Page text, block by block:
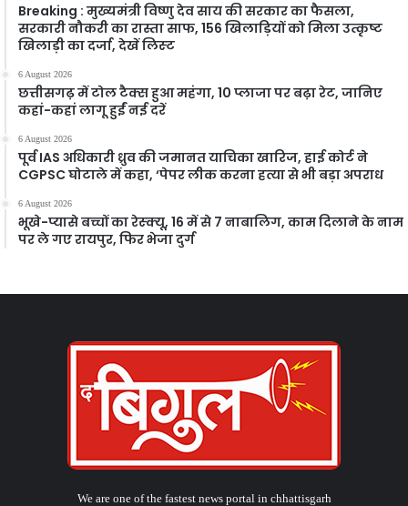
Breaking : मुख्यमंत्री विष्णु देव साय की सरकार का फैसला,
सरकारी नौकरी का रास्ता साफ, 156 खिलाड़ियों को मिला उत्कृष्ट
खिलाड़ी का दर्जा, देखें लिस्‍ट
6 August 2026
छत्तीसगढ़ में टोल टैक्स हुआ महंगा, 10 प्लाजा पर बढ़ा रेट, जानिए
कहां-कहां लागू हुईं नई दरें
6 August 2026
पूर्व IAS अधिकारी ध्रुव की जमानत याचिका खारिज, हाई कोर्ट ने
CGPSC घोटाले में कहा, ‘पेपर लीक करना हत्या से भी बड़ा अपराध
6 August 2026
भूखे-प्यासे बच्चों का रेस्क्यू, 16 में से 7 नाबालिग, काम दिलाने के नाम
पर ले गए रायपुर, फिर भेजा दुर्ग
We are one of the fastest news portal in chhattisgarh